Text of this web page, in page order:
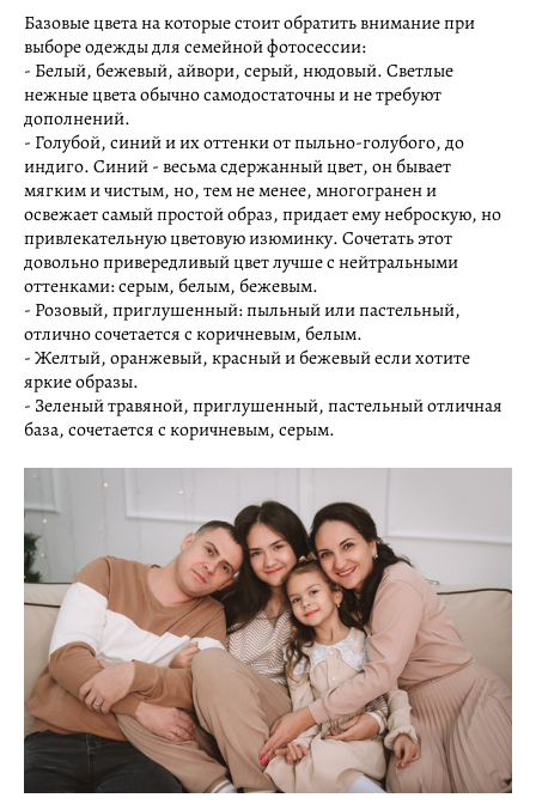
Базовые цвета на которые стоит обратить внимание при
выборе одежды для семейной фотосессии:
- Белый, бежевый, айвори, серый, нюдовый. Светлые
нежные цвета обычно самодостаточны и не требуют
дополнений.
- Голубой, синий и их оттенки от пыльно-голубого, до
индиго. Синий - весьма сдержанный цвет, он бывает
мягким и чистым, но, тем не менее, многогранен и
освежает самый простой образ, придает ему неброскую, но
привлекательную цветовую изюминку. Сочетать этот
довольно привередливый цвет лучше с нейтральными
оттенками: серым, белым, бежевым.
- Розовый, приглушенный: пыльный или пастельный,
отлично сочетается с коричневым, белым.
- Желтый, оранжевый, красный и бежевый если хотите
яркие образы.
- Зеленый травяной, приглушенный, пастельный отличная
база, сочетается с коричневым, серым.